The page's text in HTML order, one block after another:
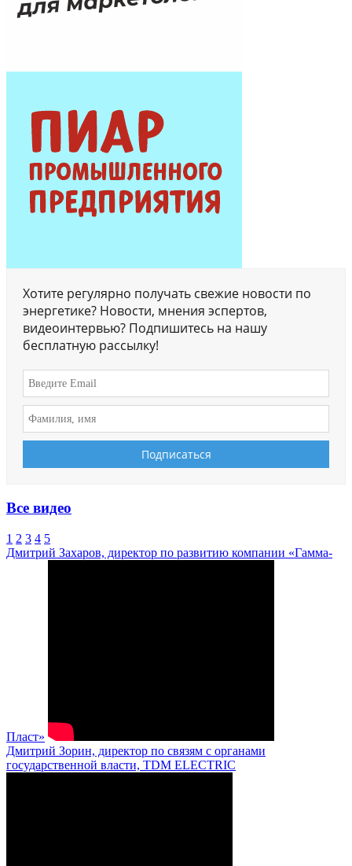
Хотите регулярно получать свежие новости по
энергетике? Новости, мнения эспертов,
видеоинтервью? Подпишитесь на нашу
бесплатную рассылку!
Все видео
1 2 3 4 5
Дмитрий Захаров, директор по развитию компании «Гамма-
Пласт»
Дмитрий Зорин, директор по связям с органами
государственной власти, TDM ELECTRIC